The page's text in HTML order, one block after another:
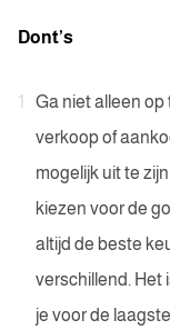
Dont’s
Ga niet alleen op
verkoop of
mogelijk uit te
kiezen voor de
altijd de beste
verschillend. Het
je voor de